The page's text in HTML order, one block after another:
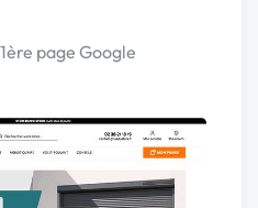
page Google